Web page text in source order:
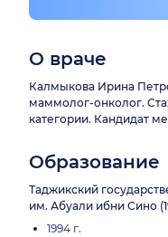
О враче
Калмыкова Ирина
маммолог-онколог.
категории. Кандидат
Образование
Таджикский
им. Абуали ибни Сино
1994 г.